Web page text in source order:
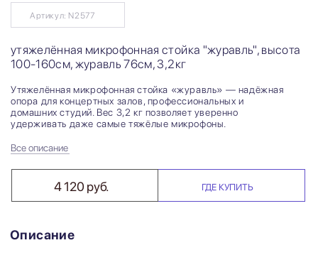
Артикул: N2577
утяжелённая микрофонная стойка "журавль", высота
100-160см, журавль 76см, 3,2кг
Утяжелённая микрофонная стойка «журавль» — надёжная
опора для концертных залов, профессиональных и
домашних студий. Вес 3,2 кг позволяет уверенно
удерживать даже самые тяжёлые микрофоны.
Все описание
4 120 руб. ГДЕ КУПИТЬ
Описание